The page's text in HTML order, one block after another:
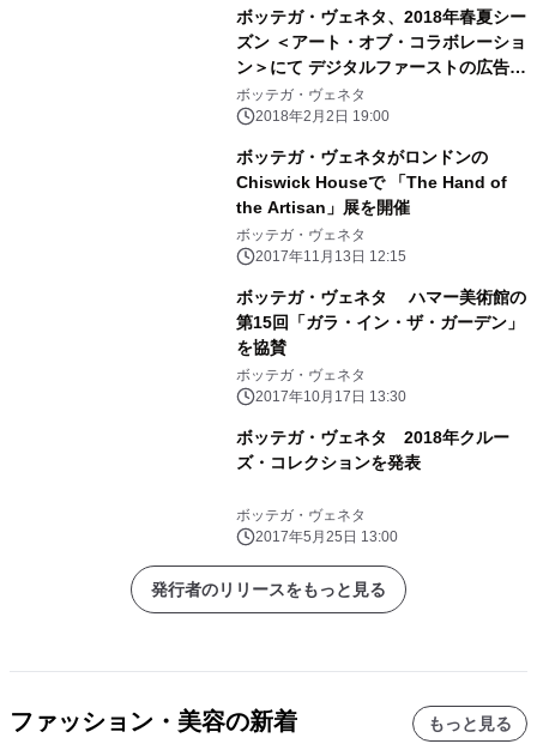
ボッテガ・ヴェネタ、2018年春夏シー
ズン ＜アート・オブ・コラボレーショ
ン＞にて デジタルファーストの広告キ
ャンペーンを展開
ボッテガ・ヴェネタ
2018年2月2日 19:00
ボッテガ・ヴェネタがロンドンの
Chiswick Houseで 「The Hand of
the Artisan」展を開催
ボッテガ・ヴェネタ
2017年11月13日 12:15
ボッテガ・ヴェネタ ハマー美術館の
第15回「ガラ・イン・ザ・ガーデン」
を協賛
ボッテガ・ヴェネタ
2017年10月17日 13:30
ボッテガ・ヴェネタ 2018年クルー
ズ・コレクションを発表
ボッテガ・ヴェネタ
2017年5月25日 13:00
発行者のリリースをもっと見る
ファッション・美容の新着 もっと見る